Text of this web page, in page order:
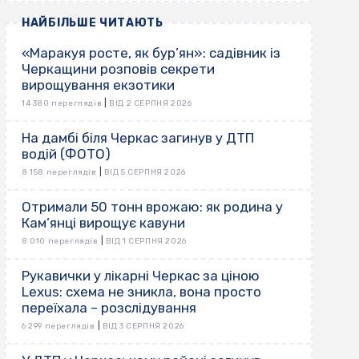
НАЙБІЛЬШЕ ЧИТАЮТЬ
«Маракуя росте, як бур’ян»: садівник із
Черкащини розповів секрети
вирощування екзотики
14 380 переглядів ВІД 2 СЕРПНЯ 2026
На дамбі біля Черкас загинув у ДТП
водій (ФОТО)
8 158 переглядів ВІД 5 СЕРПНЯ 2026
Отримали 50 тонн врожаю: як родина у
Кам’янці вирощує кавуни
8 010 переглядів ВІД 1 СЕРПНЯ 2026
Рукавички у лікарні Черкас за ціною
Lexus: схема не зникла, вона просто
переїхала – розслідування
6 299 переглядів ВІД 3 СЕРПНЯ 2026